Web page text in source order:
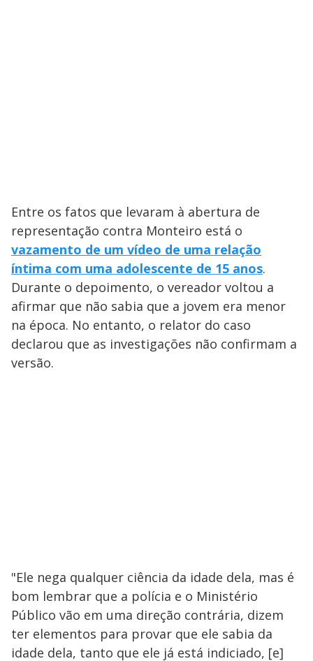
Entre os fatos que levaram à abertura de
representação contra Monteiro está o
vazamento de um vídeo de uma relação
íntima com uma adolescente de 15 anos.
Durante o depoimento, o vereador voltou a
afirmar que não sabia que a jovem era menor
na época. No entanto, o relator do caso
declarou que as investigações não confirmam a
versão.
"Ele nega qualquer ciência da idade dela, mas é
bom lembrar que a polícia e o Ministério
Público vão em uma direção contrária, dizem
ter elementos para provar que ele sabia da
idade dela, tanto que ele já está indiciado, [e]